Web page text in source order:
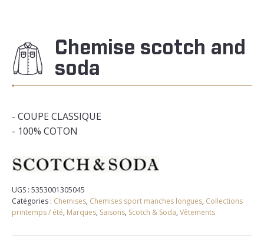
Chemise scotch and
soda
- COUPE CLASSIQUE
- 100% COTON
UGS : 5353001305045
Catégories : Chemises, Chemises sport manches longues, Collections
printemps / été, Marques, Saisons, Scotch & Soda, Vêtements